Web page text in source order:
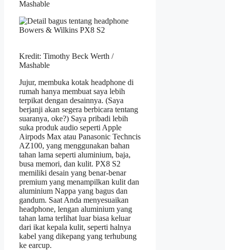
Mashable
Kredit: Timothy Beck Werth /
Mashable
Jujur, membuka kotak headphone di
rumah hanya membuat saya lebih
terpikat dengan desainnya. (Saya
berjanji akan segera berbicara tentang
suaranya, oke?) Saya pribadi lebih
suka produk audio seperti Apple
Airpods Max atau Panasonic Techncis
AZ100, yang menggunakan bahan
tahan lama seperti aluminium, baja,
busa memori, dan kulit. PX8 S2
memiliki desain yang benar-benar
premium yang menampilkan kulit dan
aluminium Nappa yang bagus dan
gandum. Saat Anda menyesuaikan
headphone, lengan aluminium yang
tahan lama terlihat luar biasa keluar
dari ikat kepala kulit, seperti halnya
kabel yang dikepang yang terhubung
ke earcup.